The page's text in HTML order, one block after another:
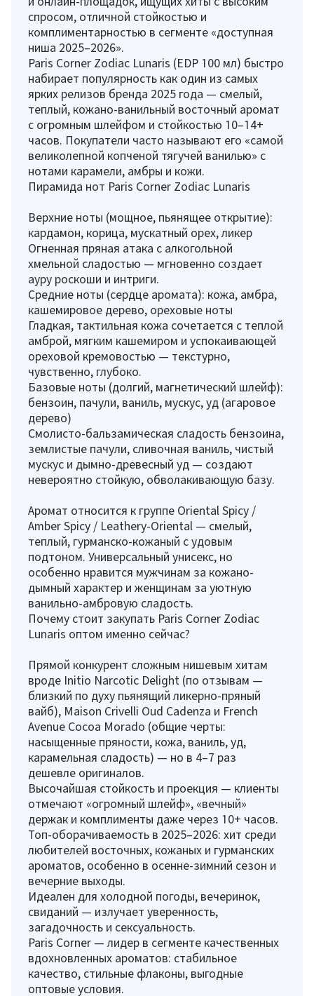
спросом, отличной стойкостью и
комплиментарностью в сегменте «доступная
ниша 2025–2026».
Paris Corner Zodiac Lunaris (EDP 100 мл) быстро
набирает популярность как один из самых
ярких релизов бренда 2025 года — смелый,
теплый, кожано-ванильный восточный аромат
с огромным шлейфом и стойкостью 10–14+
часов. Покупатели часто называют его «самой
великолепной копченой тягучей ванилью» с
нотами карамели, амбры и кожи.
Пирамида нот Paris Corner Zodiac Lunaris
Верхние ноты (мощное, пьянящее открытие):
кардамон, корица, мускатный орех, ликер
Огненная пряная атака с алкогольной
хмельной сладостью — мгновенно создает
ауру роскоши и интриги.
Средние ноты (сердце аромата): кожа, амбра,
кашемировое дерево, ореховые ноты
Гладкая, тактильная кожа сочетается с теплой
амброй, мягким кашемиром и успокаивающей
ореховой кремовостью — текстурно,
чувственно, глубоко.
Базовые ноты (долгий, магнетический шлейф):
бензоин, пачули, ваниль, мускус, уд (агаровое
дерево)
Смолисто-бальзамическая сладость бензоина,
землистые пачули, сливочная ваниль, чистый
мускус и дымно-древесный уд — создают
невероятно стойкую, обволакивающую базу.
Аромат относится к группе Oriental Spicy /
Amber Spicy / Leathery-Oriental — смелый,
теплый, гурманско-кожаный с удовым
подтоном. Универсальный унисекс, но
особенно нравится мужчинам за кожано-
дымный характер и женщинам за уютную
ванильно-амбровую сладость.
Почему стоит закупать Paris Corner Zodiac
Lunaris оптом именно сейчас?
Прямой конкурент сложным нишевым хитам
вроде Initio Narcotic Delight (по отзывам —
близкий по духу пьянящий ликерно-пряный
вайб), Maison Crivelli Oud Cadenza и French
Avenue Cocoa Morado (общие черты:
насыщенные пряности, кожа, ваниль, уд,
карамельная сладость) — но в 4–7 раз
дешевле оригиналов.
Высочайшая стойкость и проекция — клиенты
отмечают «огромный шлейф», «вечный»
держак и комплименты даже через 10+ часов.
Топ-оборачиваемость в 2025–2026: хит среди
любителей восточных, кожаных и гурманских
ароматов, особенно в осенне-зимний сезон и
вечерние выходы.
Идеален для холодной погоды, вечеринок,
свиданий — излучает уверенность,
загадочность и сексуальность.
Paris Corner — лидер в сегменте качественных
вдохновленных ароматов: стабильное
качество, стильные флаконы, выгодные
оптовые условия.